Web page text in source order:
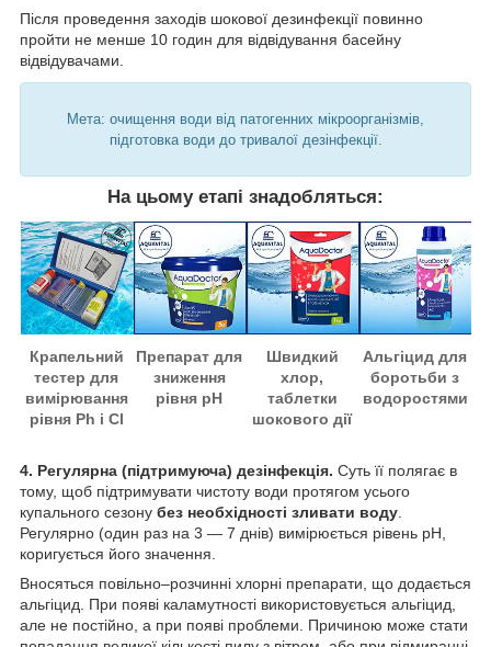
Після проведення заходів шокової дезинфекції повинно
пройти не менше 10 годин для відвідування басейну
відвідувачами.
Мета: очищення води від патогенних мікроорганізмів,
підготовка води до тривалої дезінфекції.
На цьому етапі знадобляться:
Крапельний
тестер для
вимірювання
рівня Ph і Cl
Препарат для
зниження
рівня pH
Швидкий
хлор,
таблетки
шокового дії
Альгіцид для
боротьби з
водоростями
4. Регулярна (підтримуюча) дезінфекція. Суть її полягає в
тому, щоб підтримувати чистоту води протягом усього
купального сезону без необхідності зливати воду
Регулярно (один раз на 3 — 7 днів) вимірюється рівень pH,
коригується його значення.
Вносяться повільно–розчинні хлорні препарати, що додається
альгіцид. При появі каламутності використовується альгіцид,
але не постійно, а при появі проблеми. Причиною може стати